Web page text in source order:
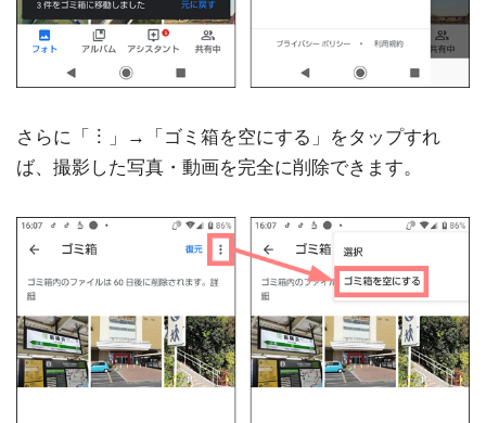
さらに「︙」→「ゴミ箱を空にする」をタップすれ
ば、撮影した写真・動画を完全に削除できます。